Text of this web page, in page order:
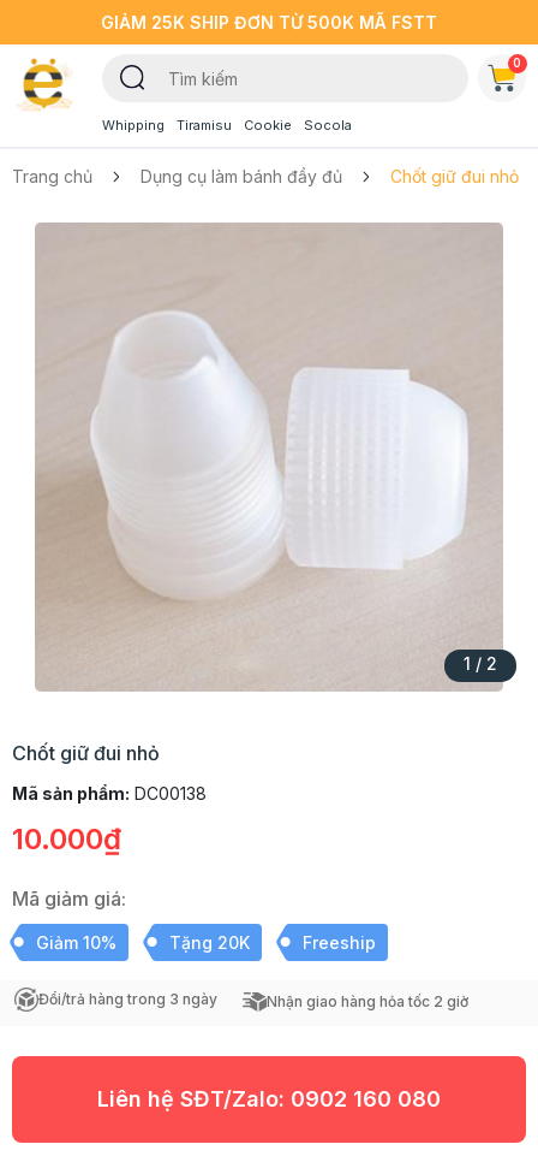
GIẢM 25K SHIP ĐƠN TỪ 500K MÃ FSTT
Whipping Tiramisu Cookie Socola
0
Trang chủ Dụng cụ làm bánh đầy đủ Chốt giữ đui nhỏ
1 / 2
Chốt giữ đui nhỏ
Mã sản phẩm: DC00138
10.000₫
Mã giảm giá:
Giảm 10% Tặng 20K Freeship
Đổi/trả hàng trong 3 ngày Nhận giao hàng hỏa tốc 2 giờ
Liên hệ SĐT/Zalo: 0902 160 080